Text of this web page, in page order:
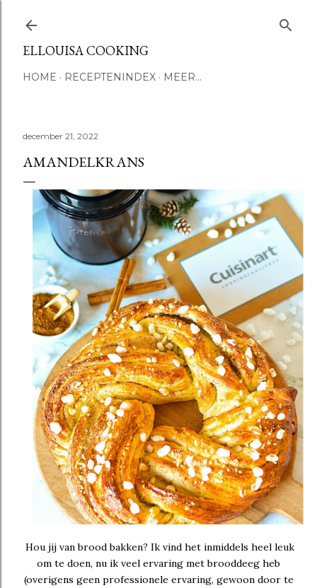
ELLOUISA COOKING
HOME RECEPTENINDEX MEER…
december 21, 2022
AMANDELKRANS
Hou jij van brood bakken? Ik vind het inmiddels heel leuk
om te doen, nu ik veel ervaring met brooddeeg heb
(overigens geen professionele ervaring, gewoon door te